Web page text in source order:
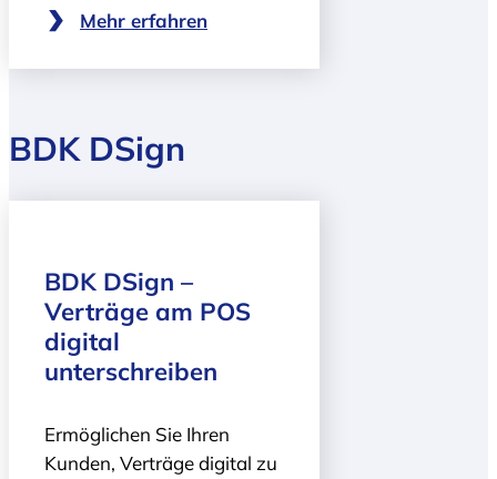
Mehr erfahren
BDK DSign
BDK DSign –
Verträge am POS
digital
unterschreiben
Ermöglichen Sie Ihren
Kunden, Verträge digital zu